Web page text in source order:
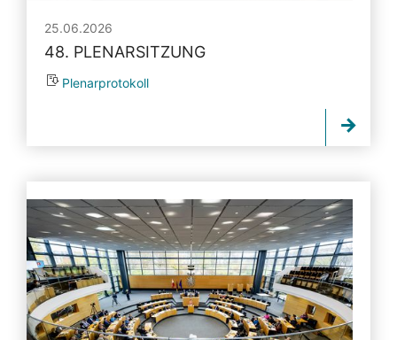
25.06.2026
48. PLENARSITZUNG
Plenarprotokoll